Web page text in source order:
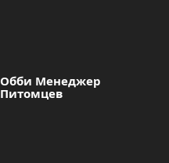
Обби Менеджер
Питомцев